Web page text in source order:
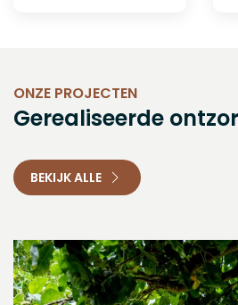
ONZE PROJECTEN
Gerealiseerde
BEKIJK ALLE